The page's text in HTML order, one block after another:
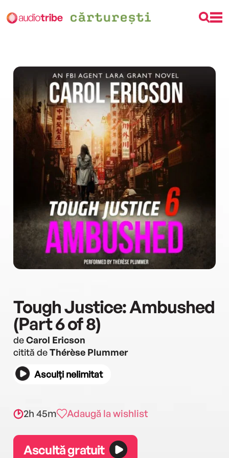
Tough Justice: Ambushed
(Part 6 of 8)
deCarol Ericson
citită deThérèse Plummer
Asculți nelimitat
2h 45m Adaugă la wishlist
Ascultă gratuit